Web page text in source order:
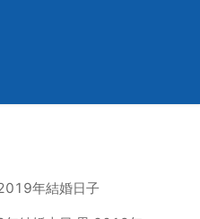
年結婚日子